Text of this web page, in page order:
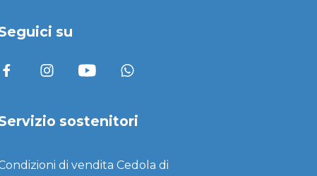
su
sostenitori
di vendita Cedola di